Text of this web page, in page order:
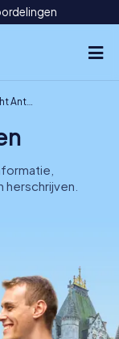
DE
IE